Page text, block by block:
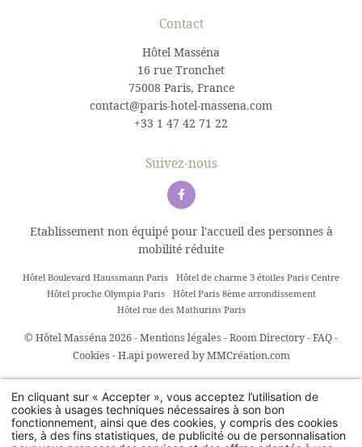
Contact
Hôtel Masséna
16 rue Tronchet
75008 Paris, France
contact@paris-hotel-massena.com
+33 1 47 42 71 22
Suivez-nous
Etablissement non équipé pour l'accueil des personnes à
mobilité réduite
Hôtel Boulevard Haussmann Paris
Hôtel de charme 3 étoiles Paris Centre
Hôtel proche Olympia Paris
Hôtel Paris 8ème arrondissement
Hôtel rue des Mathurins Paris
© Hôtel Masséna 2026 -Mentions légales -Room Directory-FAQ-
Cookies -H.apipowered byMMCréation.com
En cliquant sur « Accepter », vous acceptez l’utilisation de
cookies à usages techniques nécessaires à son bon
fonctionnement, ainsi que des cookies, y compris des cookies
tiers, à des fins statistiques, de publicité ou de personnalisation